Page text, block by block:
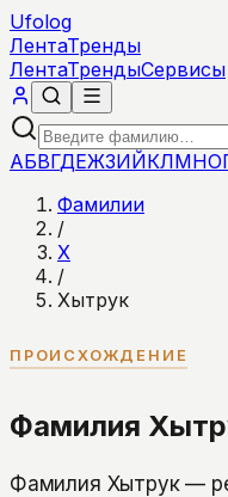
Ufolog
ЛентаТренды
ЛентаТрендыСервисы
АБВГДЕЖЗИЙКЛМНО
Фамилии
/
Х
/
Хытрук
ПРОИСХОЖДЕНИЕ
Фамилия
Фамилия Хытрук —